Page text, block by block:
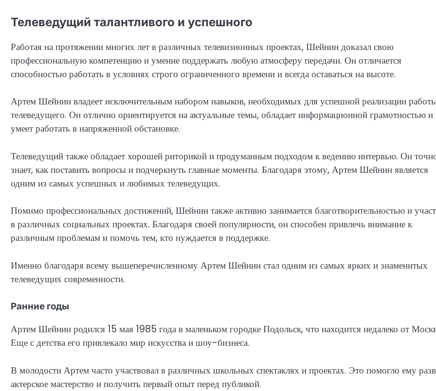
Телеведущий талантливого и успешного
Работая на протяжении многих лет в различных телевизионных проектах, Шейнин доказал свою
профессиональную компетенцию и умение поддержать любую атмосферу передачи. Он отличается
способностью работать в условиях строго ограниченного времени и всегда оставаться на высоте.
Артем Шейнин владеет исключительным набором навыков, необходимых для успешной реализации
телеведущего. Он отлично ориентируется на актуальные темы, обладает информационной грамотностью и
умеет работать в напряженной обстановке.
Телеведущий также обладает хорошей риторикой и продуманным подходом к ведению интервью. Он
знает, как поставить вопросы и подчеркнуть главные моменты. Благодаря этому, Артем Шейнин является
одним из самых успешных и любимых телеведущих.
Помимо профессиональных достижений, Шейнин также активно занимается благотворительностью и
в различных социальных проектах. Благодаря своей популярности, он способен привлечь внимание к
различным проблемам и помочь тем, кто нуждается в поддержке.
Именно благодаря всему вышеперечисленному Артем Шейнин стал одним из самых ярких и знаменитых
телеведущих современности.
Ранние годы
Артем Шейнин родился 15 мая 1985 года в маленьком городке Подольск, что находится недалеко от
Еще с детства его привлекало мир искусства и шоу-бизнеса.
В молодости Артем часто участвовал в различных школьных спектаклях и проектах. Это помогло ему
актерское мастерство и получить первый опыт перед публикой.